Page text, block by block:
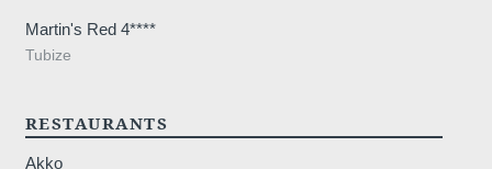
Martin's Red 4****
Tubize
RESTAURANTS
Akko